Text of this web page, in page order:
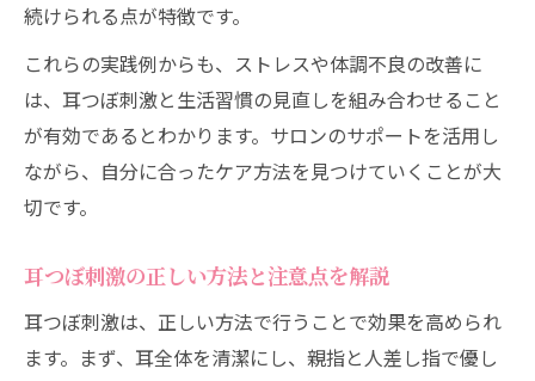
続けられる点が特徴です。
これらの実践例からも、ストレスや体調不良の改善に
は、耳つぼ刺激と生活習慣の見直しを組み合わせること
が有効であるとわかります。サロンのサポートを活用し
ながら、自分に合ったケア方法を見つけていくことが大
切です。
耳つぼ刺激の正しい方法と注意点を解説
耳つぼ刺激は、正しい方法で行うことで効果を高められ
ます。まず、耳全体を清潔にし、親指と人差し指で優し